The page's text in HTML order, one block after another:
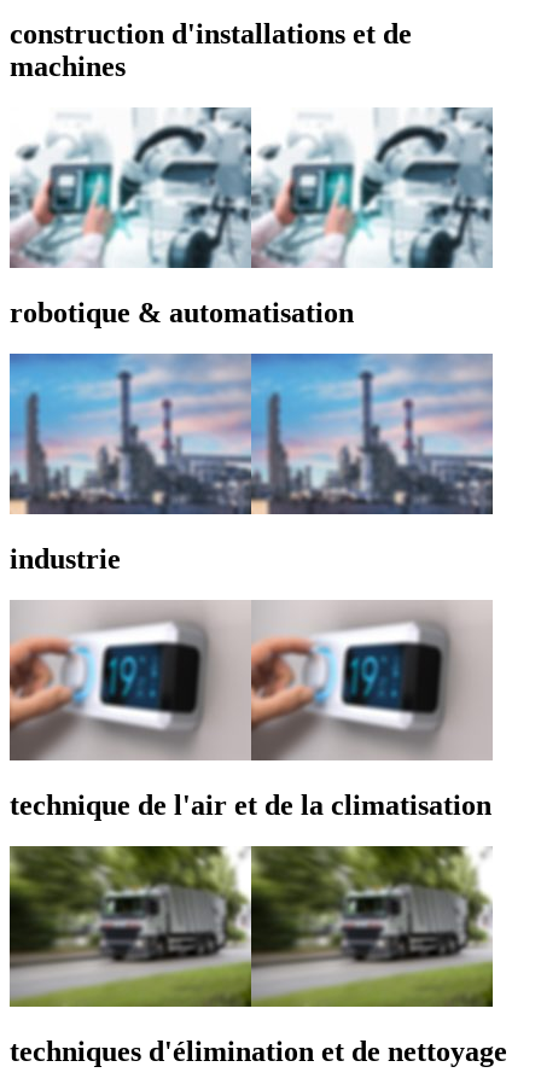
construction d'installations et de
machines
robotique & automatisation
industrie
technique de l'air et de la climatisation
techniques d'élimination et de nettoyage